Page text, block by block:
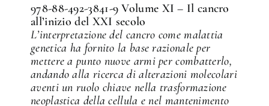
978-88-492-3841-9 Volume XI – Il cancro
all’inizio del XXI secolo
L’interpretazione del cancro come malattia
genetica ha fornito la base razionale per
mettere a punto nuove armi per combatterlo,
andando alla ricerca di alterazioni molecolari
aventi un ruolo chiave nella trasformazione
neoplastica della cellula e nel mantenimento